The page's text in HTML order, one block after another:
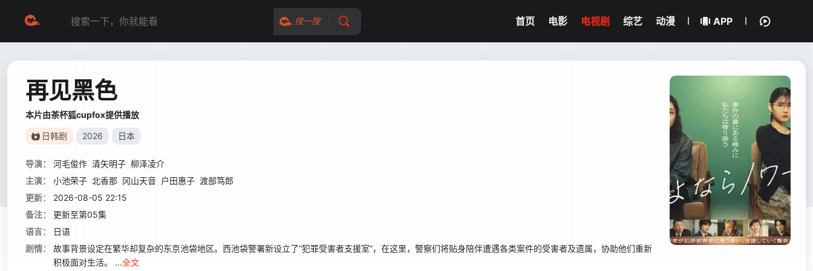
搜一搜 首页 电影 电视剧 综艺 动漫 APP
再见黑色
本片由茶杯狐cupfox提供播放
日韩剧 2026 日本
导演： 河毛俊作 清矢明子 柳泽凌介
主演：
小池荣子 北香那 冈山天音 户田惠子 渡部笃郎
更新：
2026-08-05 22:15
备注：
更新至第05集
语言：
日语
剧情：
故事背景设定在繁华却复杂的东京池袋地区。西池袋警署新设立了“犯罪受害者支援室”，在这里，警察们将贴身陪伴遭遇各类案件的受害者及遗属，协助他们重新
积极面对生活。 ...全文